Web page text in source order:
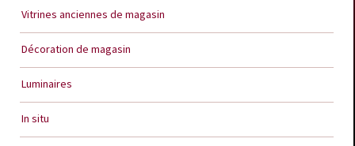
Vitrines anciennes de magasin
Décoration de magasin
Luminaires
In situ